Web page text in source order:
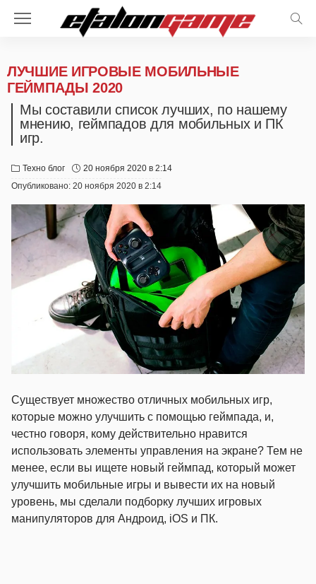
ЛУЧШИЕ ИГРОВЫЕ МОБИЛЬНЫЕ
ГЕЙМПАДЫ 2020
Мы составили список лучших, по нашему
мнению, геймпадов для мобильных и ПК
игр.
Техно блог
20 ноября 2020 в 2:14
Опубликовано: 20 ноября 2020 в 2:14
Существует множество отличных мобильных игр,
которые можно улучшить с помощью геймпада, и,
честно говоря, кому действительно нравится
использовать элементы управления на экране? Тем не
менее, если вы ищете новый геймпад, который может
улучшить мобильные игры и вывести их на новый
уровень, мы сделали подборку лучших игровых
манипуляторов для Андроид, iOS и ПК.